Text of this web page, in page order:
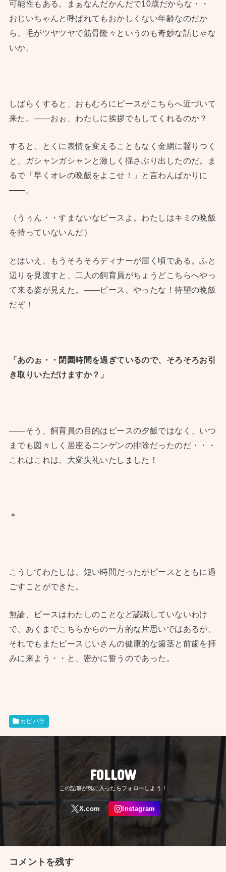
可能性もある。まぁなんだかんだで10歳だからな・・
おじいちゃんと呼ばれてもおかしくない年齢なのだか
ら、毛がツヤツヤで筋骨隆々というのも奇妙な話じゃな
いか。
しばらくすると、おもむろにピースがこちらへ近づいて
来た。——おぉ、わたしに挨拶でもしてくれるのか？
すると、とくに表情を変えることもなく金網に齧りつく
と、ガシャンガシャンと激しく揺さぶり出したのだ。ま
るで「早くオレの晩飯をよこせ！」と言わんばかりに
——。
（うぅん・・すまないなピースよ。わたしはキミの晩飯
を持っていないんだ）
とはいえ、もうそろそろディナーが届く頃である。ふと
辺りを見渡すと、二人の飼育員がちょうどこちらへやっ
て来る姿が見えた。——ピース、やったな！待望の晩飯
だぞ！
「あのぉ・・閉園時間を過ぎているので、そろそろお引
き取りいただけますか？」
——そう、飼育員の目的はピースの夕飯ではなく、いつ
までも図々しく居座るニンゲンの排除だったのだ・・・
これはこれは、大変失礼いたしました！
＊
こうしてわたしは、短い時間だったがピースとともに過
ごすことができた。
無論、ピースはわたしのことなど認識していないわけ
で、あくまでこちらからの一方的な片思いではあるが、
それでもまたピースじいさんの健康的な歯茎と前歯を拝
みに来よう・・と、密かに誓うのであった。
カピバラ
FOLLOW
コメントを残す